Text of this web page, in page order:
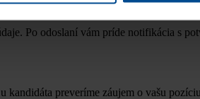
Po odoslaní vám príde notifikácia s
preveríme záujem o vašu